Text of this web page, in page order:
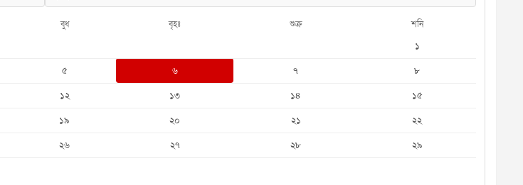
বুধ বৃহঃ শুক্র শনি
১
৫ ৬ ৭
৮
১২ ১৩ ১৪
১৫
১৯ ২০ ২১
২২
২৬ ২৭ ২৮
২৯